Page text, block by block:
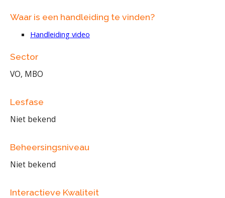
Waar is een handleiding te vinden?
Handleiding video
Sector
VO, MBO
Lesfase
Niet bekend
Beheersingsniveau
Niet bekend
Interactieve Kwaliteit